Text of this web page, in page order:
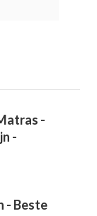
-
-
- Beste